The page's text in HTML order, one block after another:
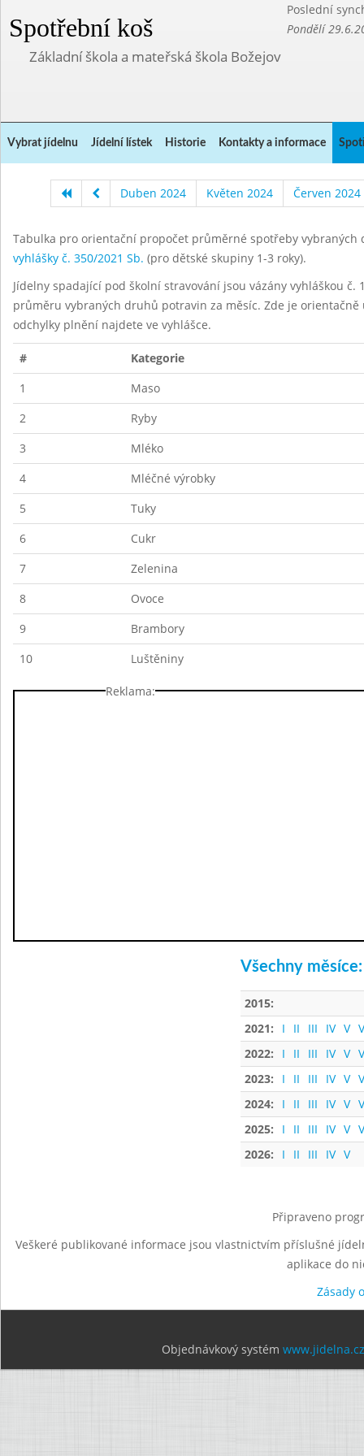
Spotřební koš
Poslední
Pondělí
Základní škola a mateřská škola Božejov
Vybrat jídelnu Jídelní lístek Historie Kontakty a informace
Duben 2024 Květen 2024 Červen 2024
Tabulka pro orientační propočet průměrné spotřeby
vyhlášky č. 350/2021 Sb. (pro dětské skupiny 1-3 roky).
Jídelny spadající pod školní stravování jsou vázány vyhláškou
průměru vybraných druhů potravin za měsíc. Zde je
odchylky plnění najdete ve vyhlášce.
#
Kategorie
1
Maso
2
Ryby
3
Mléko
4
Mléčné výrobky
5
Tuky
6
Cukr
7
Zelenina
8
Ovoce
9
Brambory
10
Luštěniny
Reklama:
Všechny měsíce:
2015:
2021:
I II III IV V
2022:
I II III IV V
2023:
I II III IV V
2024:
I II III IV V
2025:
I II III IV V
2026:
I II III IV V
Připraveno
Veškeré publikované informace jsou vlastnictvím příslušné
aplikace do
Zásady
Objednávkový systém www.jidelna.cz